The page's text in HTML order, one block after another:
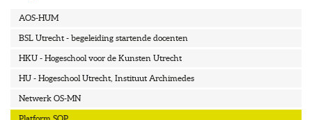
AOS-HUM
BSL Utrecht - begeleiding startende docenten
HKU - Hogeschool voor de Kunsten Utrecht
HU - Hogeschool Utrecht, Instituut Archimedes
Netwerk OS-MN